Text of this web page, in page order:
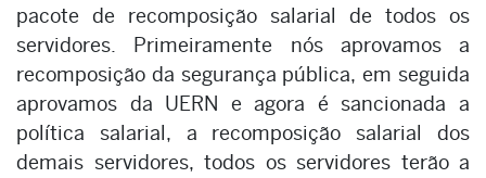
pacote de recomposição salarial de todos os
servidores. Primeiramente nós aprovamos a
recomposição da segurança pública, em seguida
aprovamos da UERN e agora é sancionada a
política salarial, a recomposição salarial dos
demais servidores, todos os servidores terão a